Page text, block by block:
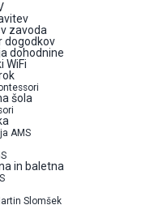
zavoda
dogodkov
dohodnine
WiFi
šola
AMS
in baletna
Slomšek